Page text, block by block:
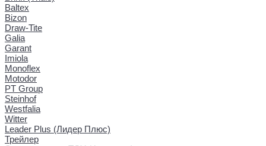
Baltex
Bizon
Draw-Tite
Galia
Garant
Imiola
Monoflex
Motodor
PT Group
Steinhof
Westfalia
Witter
Leader Plus (Лидер Плюс)
Трейлер